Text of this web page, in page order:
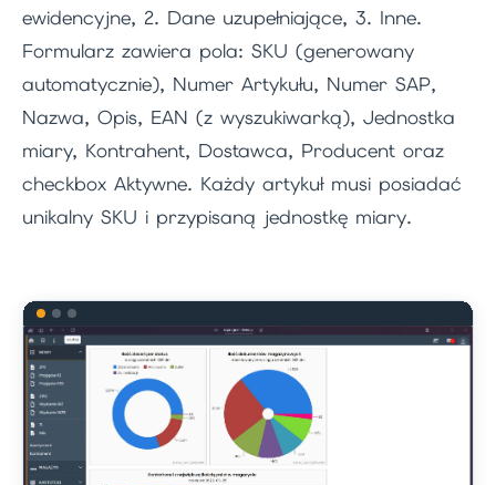
ewidencyjne, 2. Dane uzupełniające, 3. Inne.
Formularz zawiera pola: SKU (generowany
automatycznie), Numer Artykułu, Numer SAP,
Nazwa, Opis, EAN (z wyszukiwarką), Jednostka
miary, Kontrahent, Dostawca, Producent oraz
checkbox Aktywne. Każdy artykuł musi posiadać
unikalny SKU i przypisaną jednostkę miary.